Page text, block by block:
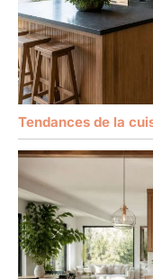
Tendances de la